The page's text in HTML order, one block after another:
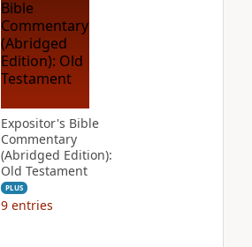
Expositor's Bible
Commentary
(Abridged Edition):
Old Testament
PLUS
9 entries